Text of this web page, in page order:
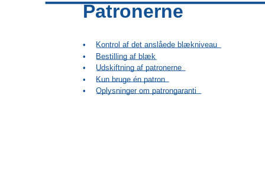
Patronerne
•
Kontrol af det anslåede blækniveau
•
Bestilling af blæk
•
Udskiftning af patronerne
•
Kun bruge én patron
•
Oplysninger om patrongaranti